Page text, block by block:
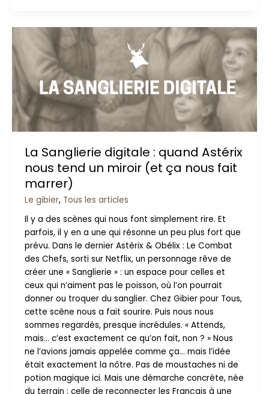
La Sanglierie digitale : quand Astérix
nous tend un miroir (et ça nous fait
marrer)
Le gibier, Tous les articles
Il y a des scènes qui nous font simplement rire. Et
parfois, il y en a une qui résonne un peu plus fort que
prévu. Dans le dernier Astérix & Obélix : Le Combat
des Chefs, sorti sur Netflix, un personnage rêve de
créer une « Sanglierie » : un espace pour celles et
ceux qui n’aiment pas le poisson, où l’on pourrait
donner ou troquer du sanglier. Chez Gibier pour Tous,
cette scène nous a fait sourire. Puis nous nous
sommes regardés, presque incrédules. « Attends,
mais… c’est exactement ce qu’on fait, non ? » Nous
ne l’avions jamais appelée comme ça… mais l’idée
était exactement la nôtre. Pas de moustaches ni de
potion magique ici. Mais une démarche concrète, née
du terrain : celle de reconnecter les Français à une
Sanglierie
digitale
:
quand
Astérix
nous
miroir
(et
ça
nous
fait
marrer)